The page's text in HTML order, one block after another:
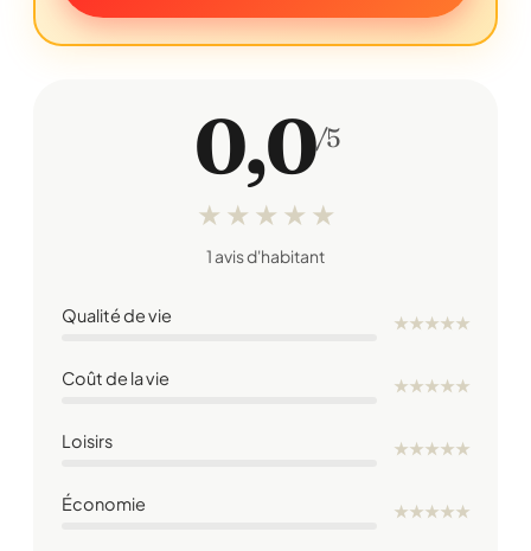
0,0/5
★ ★ ★ ★ ★
1 avis d'habitant
Qualité de vie ★★★★★
Coût de la vie ★★★★★
Loisirs ★★★★★
Économie ★★★★★